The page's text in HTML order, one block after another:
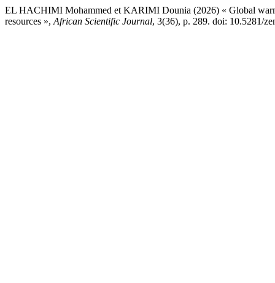
EL HACHIMI Mohammed et KARIMI Dounia (2026) « Global
resources », African Scientific Journal, 3(36), p. 289. doi: 10.5281/